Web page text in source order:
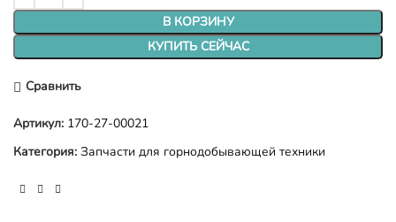
В КОРЗИНУ
КУПИТЬ СЕЙЧАС
Сравнить
Артикул: 170-27-00021
Категория: Запчасти для горнодобывающей техники